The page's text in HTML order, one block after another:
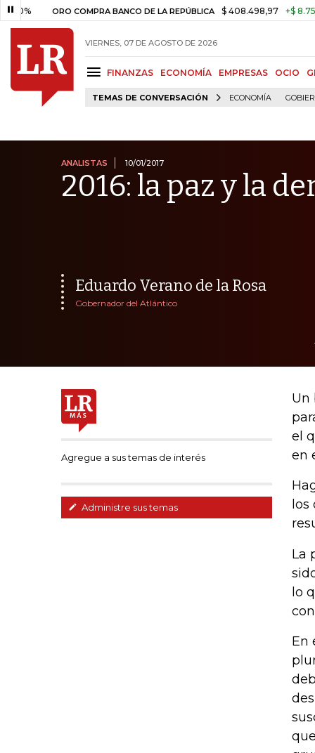
ORO COMPRA BANCO DE LA REPÚBLICA $ 408.498,97 +$ 8.753,81
VIERNES, 07 DE AGOSTO DE 2026
FINANZAS ECONOMÍA EMPRESAS OCIO
TEMAS DE CONVERSACIÓN ECONOMÍA
ANALISTAS 10/01/2017
2016: la paz y la
Eduardo Verano de la Rosa
Gobernador del Atlántico
Agregue a sus temas de interés
Administre sus temas
Un
el
en
La
lo
En